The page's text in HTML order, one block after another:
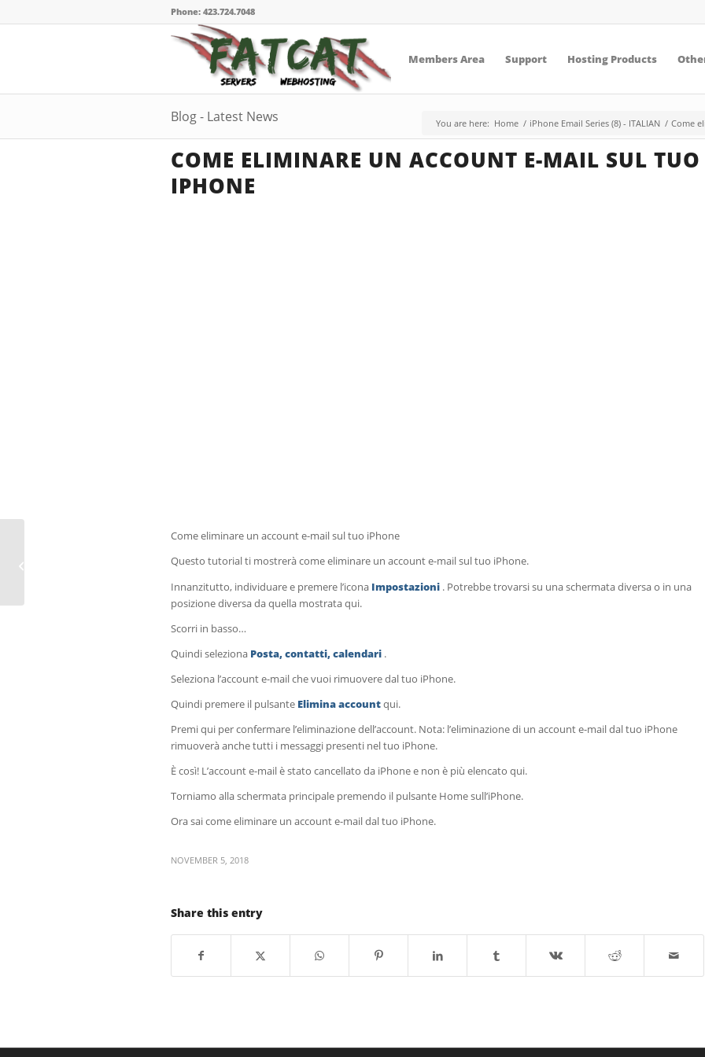
Phone: 423.724.7048
Members Area Support Hosting Products
Blog - Latest News You are here: Home / iPhone Email Series (8) - ITALIAN / Come
COME ELIMINARE UN ACCOUNT E-MAIL SUL TUO
IPHONE
Come eliminare un account e-mail sul tuo iPhone
Questo tutorial ti mostrerà come eliminare un account e-mail sul tuo iPhone.
Innanzitutto, individuare e premere l’icona Impostazioni . Potrebbe trovarsi su una schermata diversa o in una
posizione diversa da quella mostrata qui.
Scorri in basso…
Quindi seleziona Posta, contatti, calendari .
Seleziona l’account e-mail che vuoi rimuovere dal tuo iPhone.
Quindi premere il pulsante Elimina accountqui.
Premi qui per confermare l’eliminazione dell’account. Nota: l’eliminazione di un account e-mail dal tuo iPhone
rimuoverà anche tutti i messaggi presenti nel tuo iPhone.
È così! L’account e-mail è stato cancellato da iPhone e non è più elencato qui.
Torniamo alla schermata principale premendo il pulsante Home sull’iPhone.
Ora sai come eliminare un account e-mail dal tuo iPhone.
NOVEMBER 5, 2018
Share this entry